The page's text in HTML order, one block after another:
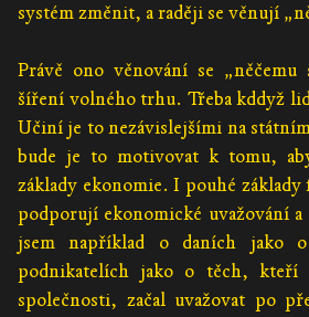
systém změnit, a raději se věnují
Právě ono věnování se
šíření volného trhu. Třeba kddyž
Učiní je to nezávislejšími na
bude je to motivovat k tomu,
základy ekonomie. I pouhé
podporují ekonomické uvažování a
jsem například o daních jako
podnikatelích jako o těch, kteří
společnosti, začal uvažovat po